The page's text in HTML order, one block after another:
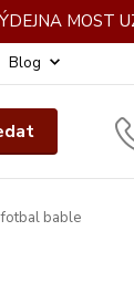
MOST
Blog
fotbal bable